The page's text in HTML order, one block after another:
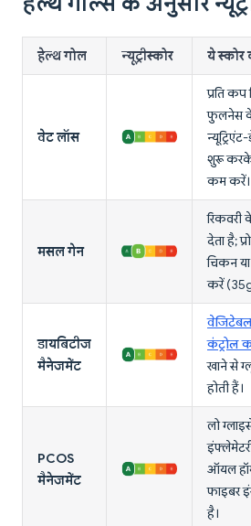
हेल्थ गोल न्यूट्रीस्कोर ये स्कोर
वेट लॉस
प्रति
फुलनेस के
शुरू
कम करें।
मसल गेन
रिकवरी
देता है;
चिकन
करें
डायबिटीज
मैनेजमेंट
कंट्रोल
खाने से
होती हैं।
PCOS
मैनेजमेंट
लो
ऑयल
फाइबर
है।